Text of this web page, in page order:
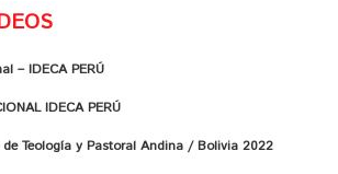
– IDECA PERÚ
IDECA PERÚ
de Teología y Pastoral Andina / Bolivia 2022